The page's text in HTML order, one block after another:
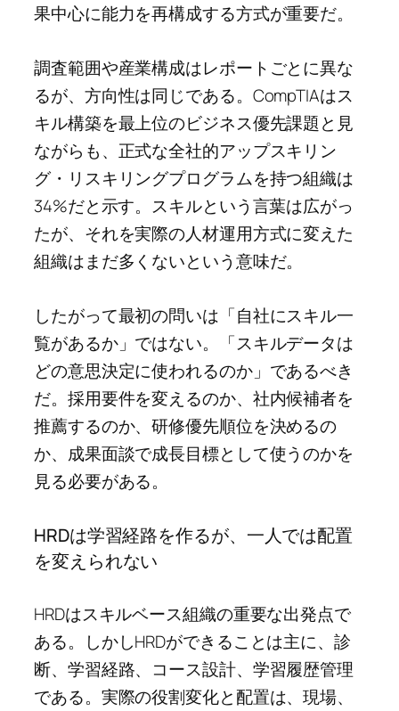
果中心に能力を再構成する方式が重要だ。
調査範囲や産業構成はレポートごとに異な
るが、方向性は同じである。CompTIAはス
キル構築を最上位のビジネス優先課題と見
ながらも、正式な全社的アップスキリン
グ・リスキリングプログラムを持つ組織は
34%だと示す。スキルという言葉は広がっ
たが、それを実際の人材運用方式に変えた
組織はまだ多くないという意味だ。
したがって最初の問いは「自社にスキル一
覧があるか」ではない。「スキルデータは
どの意思決定に使われるのか」であるべき
だ。採用要件を変えるのか、社内候補者を
推薦するのか、研修優先順位を決めるの
か、成果面談で成長目標として使うのかを
見る必要がある。
HRDは学習経路を作るが、一人では配置
を変えられない
HRDはスキルベース組織の重要な出発点で
ある。しかしHRDができることは主に、診
断、学習経路、コース設計、学習履歴管理
である。実際の役割変化と配置は、現場、